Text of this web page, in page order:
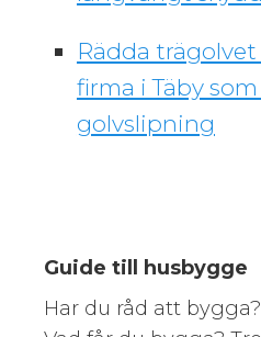
Rädda
firma i Täby
golvslipning
Guide till husbygge
Har du råd att